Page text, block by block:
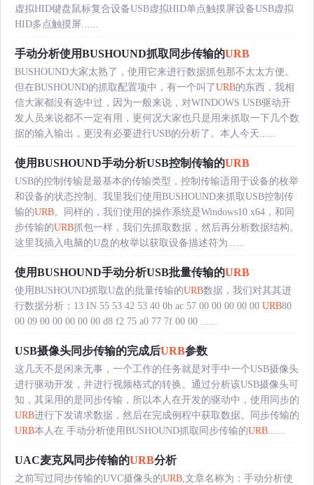
虚拟HID键盘鼠标复合设备USB虚拟HID单点触摸屏设备USB虚拟
HID多点触摸屏......
手动分析使用BUSHOUND抓取同步传输的URB
BUSHOUND大家太熟了，使用它来进行数据抓包那不太太方便。
但在BUSHOUND的抓取配置项中，有一个叫了URB的东西，我相
信大家都没有选中过，因为一般来说，对WINDOWS USB驱动开
发人员来说都不一定有用，更何况大家也只是用来抓取一下几个数
据的输入输出，更没有必要进行USB的分析了。本人今天......
使用BUSHOUND手动分析USB控制传输的URB
USB的控制传输是最基本的传输类型，控制传输适用于设备的枚举
和设备的状态控制。我里我们使用BUSHOUND来抓取USB控制传
输的URB。同样的，我们使用的操作系统是Windows10 x64，和同
步传输的URB抓包一样，我们先抓取数据，然后再分析数据结构。
这里我插入电脑的U盘的枚举以获取设备描述符为......
使用BUSHOUND手动分析USB批量传输的URB
使用BUSHOUND抓取U盘的批量传输的URB数据，我们对其其进
行数据分析：13 IN 55 53 42 53 40 0b ac 57 00 00 00 00 00 URB80
00 09 00 00 00 00 00 d8 f2 75 a0 77 7f 00 00 ......
USB摄像头同步传输的完成后URB参数
这几天不是闲来无事，一个工作的任务就是对手中一个USB摄像头
进行驱动开发，并进行视频格式的转换。通过分析该USB摄像头可
知，其采用的是同步传输，所以本人在开发的驱动中，使用同步的
URB进行下发请求数据，然后在完成例程中获取数据。同步传输的
URB本人在 手动分析使用BUSHOUND抓取同步传输的URB......
UAC麦克风同步传输的URB分析
之前写过同步传输的UVC摄像头的URB,文章名称为：手动分析使